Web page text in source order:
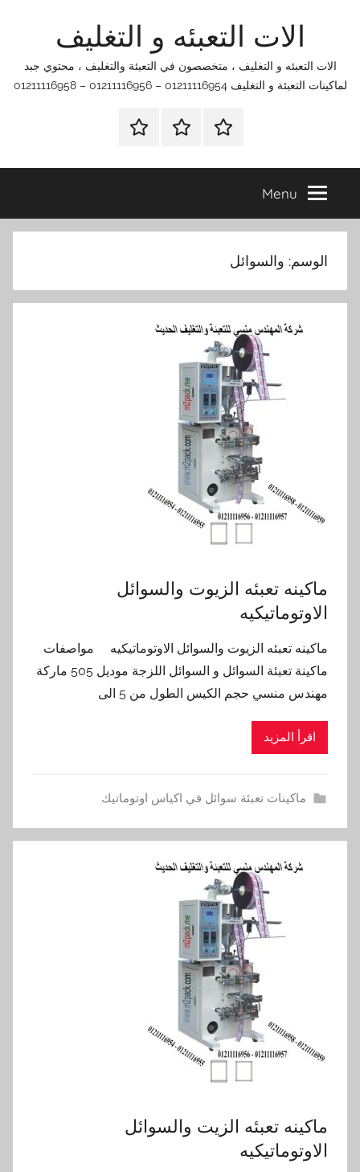
الات التعبئه و التغليف
الات التعبئه و التغليف ، متخصصون في التعبئة والتغليف ، محتوي جبد
لماكينات التعبئة و التغليف 01211116954 – 01211116956 – 01211116958
الرئيسيةاتصل
اتـصـل
في
التي
Menu
الوسم: والسوائل
ماكينه تعبئه الزيوت والسوائل
الاوتوماتيكيه
ماكينه تعبئه الزيوت والسوائل الاوتوماتيكيه مواصفات
ماكينة تعبئة السوائل و السوائل اللزجة موديل 505 ماركة
مهندس منسي حجم الكيس الطول من 5 الى
اقرأ المزيد
ماكينات تعبئة سوائل في اكياس اوتوماتيك
ماكينه تعبئه الزيت والسوائل
الاوتوماتيكيه